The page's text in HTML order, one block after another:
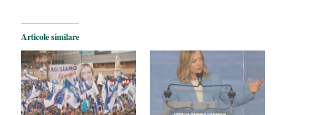
Legea Vexler produce efecte. Bustul
poetului Octavian Goga, înlăturat din Iași
- 16 aprilie 2026
Articole similare